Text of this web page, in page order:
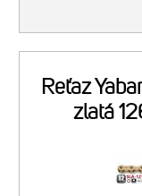
Reťaz
zlatá